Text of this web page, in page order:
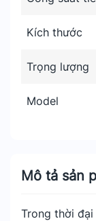
Mô tả sản
Trong thời
Kích thước
Trọng lượng
Model